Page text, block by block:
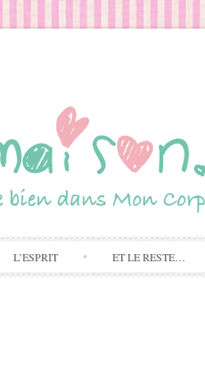
L’ESPRIT ET LE RESTE…